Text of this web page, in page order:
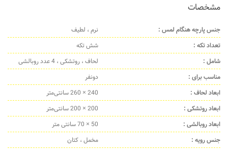
مشخصات
جنس پارچه هنگام لمس :
نرم ، لطیف
تعداد تکه :
شش تکه
شامل :
لحاف ، روتشکی ، 4 عدد روبالشی
مناسب برای :
دونفر
ابعاد لحاف :
240 × 260 سانتی‌متر
ابعاد روتشکی :
200 × 200 سانتی‌متر
ابعاد روبالشی :
50 × 70 سانتی متر
جنس رویه :
مخمل ، کتان